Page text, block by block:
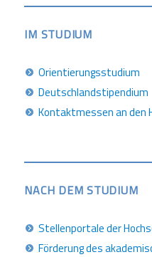
IM STUDIUM
Orientierungsstudium
Deutschlandstipendium
Kontaktmessen an den
NACH DEM STUDIUM
Stellenportale der
Förderung des